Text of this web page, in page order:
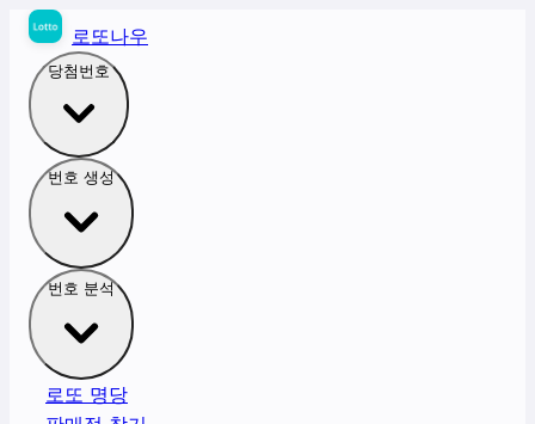
로또나우
당첨번호
번호 생성
번호 분석
로또 명당